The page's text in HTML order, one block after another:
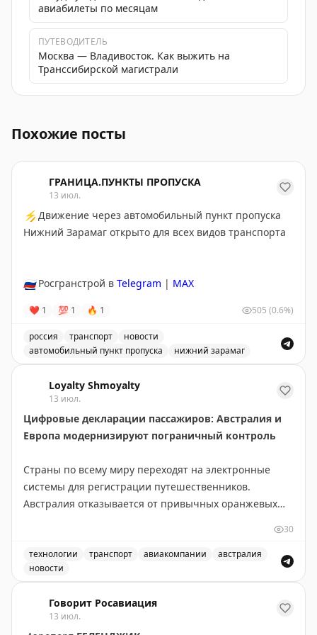
авиабилеты по месяцам
ПУТЕВОДИТЕЛЬ
Москва — Владивосток. Как выжить на
Транссибирской магистрали
Похожие посты
ГРАНИЦА.ПУНКТЫ ПРОПУСКА
13 июл.
⚡ Движение через автомобильный пункт пропуска
Нижний Зарамаг открыто для всех видов транспорта
🇷🇺Росгранстрой в Telegram | MAX
❤ 1 💯 1 🔥 1 505 (0.6%)
россия транспорт
новости
автомобильный пункт пропуска
нижний зарамаг
Loyalty Shmoyalty
13 июл.
Цифровые декларации пассажиров: Австралия и
Европа модернизируют пограничный контроль
Страны по всему миру переходят на электронные
системы для регистрации путешественников.
Австралия отказывается от привычных оранжевых
платформы Australia Travel Declaration. Новая система
будет внедрена во всех международных аэропортах и
портах в течение 12-18 месяцев. На проект выделено
программа уже запущена с авиакомпанией Qantas.
30
технологии транспорт авиакомпании
австралия
новости
Говорит Росавиация
13 июл.